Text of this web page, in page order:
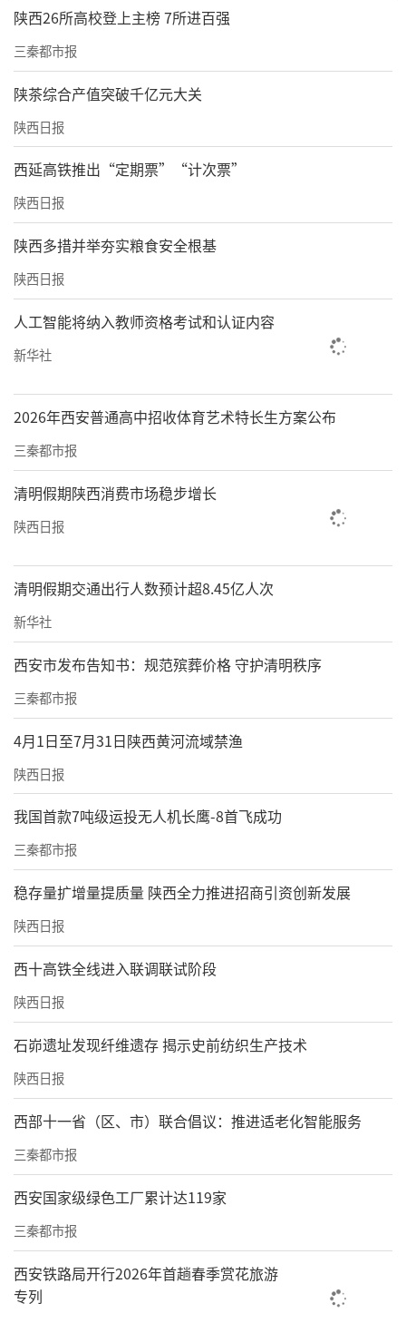
扎根社区青年学子的引路人——优秀党务工作者
陈振星
第三青年社区分党委书记陈振星深耕学生社区
一线，扎实推进“一站式”学生社区综合管理
模式建设。创新构建“社区—楼层—宿舍—个
题研讨+实践体悟”常态化学习机制；在社区设
立党员示范岗，推动学生党员亮身份、做表
率；组建行为引导志愿服务队，年均参与校园
巡查7000余人次，充分发挥学生党员先锋模范
作用。
会”“国风·孔子悦读”“遇见”文化展等特
色品牌活动，三年累计覆盖师生15000余人次，
相关新媒体传播量突破百万，将思政教育润物
无声融入学生日常成长，切实把党建优势转化
为社区育人实效。
此次获评全省高校“先进校级党委”，是省委
教育工委对学校多年深耕民办高校党建、抓实
立德树人各项工作的充分肯定，更是学校党建
创新、践行育人使命的全新起点。下一步，西
安欧亚学院党委将以此表彰为契机，系统梳理
提炼成熟党建经验，打造辨识度高、示范性
强、可复制推广的民办高校党建特色品牌；持
续强化政治引领、建强基层战斗堡垒、完善党
建业务融合机制，团结带领全校党员师生坚守
育人初心、勇担时代使命，持续提升民办高校
党建标准化、特色化、品牌化建设水平，为陕
西省高等教育高质量发展、教育强省建设贡献
欧亚力量。
陕西26所高校登上主榜 7所进百强
三秦都市报
陕茶综合产值突破千亿元大关
陕西日报
西延高铁推出“定期票”“计次票”
陕西日报
陕西多措并举夯实粮食安全根基
陕西日报
人工智能将纳入教师资格考试和认证内容
新华社
2026年西安普通高中招收体育艺术特长生方案公布
三秦都市报
清明假期陕西消费市场稳步增长
陕西日报
清明假期交通出行人数预计超8.45亿人次
新华社
西安市发布告知书：规范殡葬价格 守护清明秩序
三秦都市报
4月1日至7月31日陕西黄河流域禁渔
陕西日报
我国首款7吨级运投无人机长鹰-8首飞成功
三秦都市报
稳存量扩增量提质量 陕西全力推进招商引资创新发展
陕西日报
西十高铁全线进入联调联试阶段
陕西日报
石峁遗址发现纤维遗存 揭示史前纺织生产技术
陕西日报
西部十一省（区、市）联合倡议：推进适老化智能服务
三秦都市报
西安国家级绿色工厂累计达119家
三秦都市报
西安铁路局开行2026年首趟春季赏花旅游
专列